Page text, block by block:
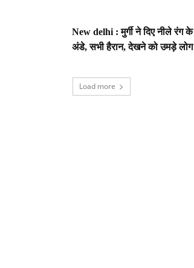
New delhi : मुर्गी ने दिए नीले रंग के
अंडे, सभी हैरान, देखने को उमड़े लोग
Load more